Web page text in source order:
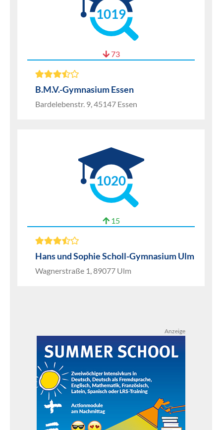
1019
73
B.M.V.-Gymnasium Essen
Bardelebenstr. 9, 45147 Essen
1020
15
Hans und Sophie Scholl-Gymnasium Ulm
Wagnerstraße 1, 89077 Ulm
Anzeige